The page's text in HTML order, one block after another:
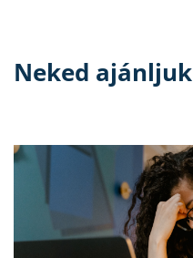
Neked ajánljuk